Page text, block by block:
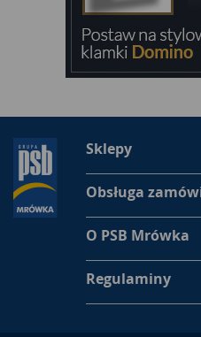
Sklepy
Obsługa
O PSB Mrówka
Regulaminy